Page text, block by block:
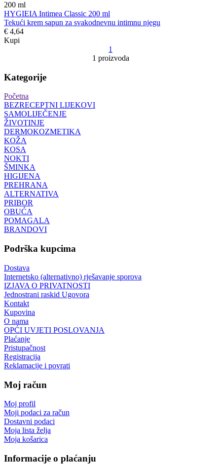
200 ml
HYGIEIA Intimea Classic 200 ml
Tekući krem sapun za svakodnevnu intimnu njegu
€ 4,64
Kupi
1
1 proizvoda
Kategorije
Početna
BEZRECEPTNI LIJEKOVI
SAMOLIJEČENJE
ŽIVOTINJE
DERMOKOZMETIKA
KOŽA
KOSA
NOKTI
ŠMINKA
HIGIJENA
PREHRANA
ALTERNATIVA
PRIBOR
OBUĆA
POMAGALA
BRANDOVI
Podrška kupcima
Dostava
Internetsko (alternativno) rješavanje sporova
IZJAVA O PRIVATNOSTI
Jednostrani raskid Ugovora
Kontakt
Kupovina
O nama
OPĆI UVJETI POSLOVANJA
Plaćanje
Pristupačnost
Registracija
Reklamacije i povrati
Moj račun
Moj profil
Moji podaci za račun
Dostavni podaci
Moja lista želja
Moja košarica
Informacije o plaćanju